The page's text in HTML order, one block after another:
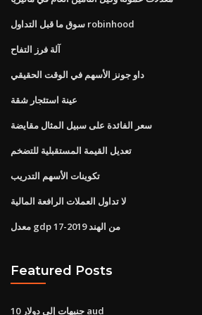
سوق ما قبل التداول robinhood
آلة فرز التفاح
داو جونز الأسهم في الوقت الحقيقي
عينة استئجار شقة
سعر الفائدة على سبيل المثال مقايضة
تعديل القيمة المستقبلية للتضخم
تكوينات الأسهم التدريب
لا تداول العملات الرافعة المالية
معدل gdp من الهند 2019-17
Featured Posts
10 جنيهات إلى دولار aud